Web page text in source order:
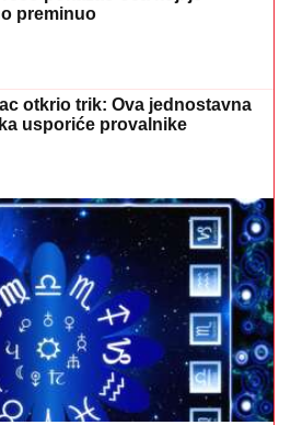
preminuo
otkrio trik: Ova jednostavna
usporiće provalnike